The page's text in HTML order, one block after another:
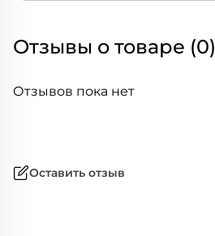
Отзывы о товаре (0)
Отзывов пока нет
Оставить отзыв